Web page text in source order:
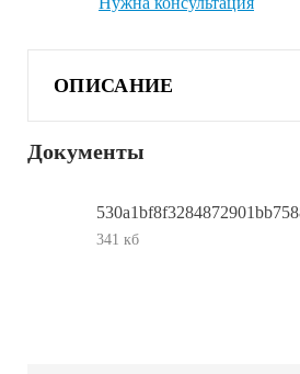
ОПИСАНИЕ
Документы
341 кб